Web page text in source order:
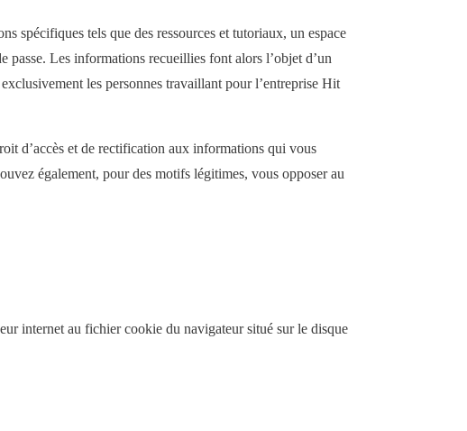
spécifiques tels que des ressources et tutoriaux, un espace
Les informations recueillies font alors l’objet d’un
les personnes travaillant pour l’entreprise Hit
d’accès et de rectification aux informations qui vous
également, pour des motifs légitimes, vous opposer au
internet au fichier cookie du navigateur situé sur le disque